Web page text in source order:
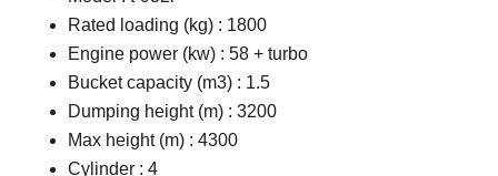
Rated loading (kg) : 1800
Engine power (kw) : 58 + turbo
Bucket capacity (m3) : 1.5
Dumping height (m) : 3200
Max height (m) : 4300
Cylinder : 4